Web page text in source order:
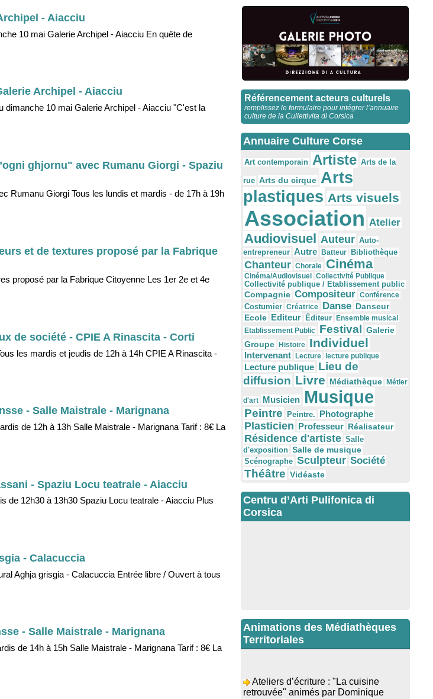
- Aiacciu
10 mai Galerie Archipel - Aiacciu En quête de
Archipel - Aiacciu
dimanche 10 mai Galerie Archipel - Aiacciu "C'est la
ghjornu" avec Rumanu Giorgi - Spaziu
Rumanu Giorgi Tous les lundis et mardis - de 17h à 19h
et de textures proposé par la Fabrique
proposé par la Fabrique Citoyenne Les 1er 2e et 4e
de société - CPIE A Rinascita - Corti
les mardis et jeudis de 12h à 14h CPIE A Rinascita -
- Salle Maistrale - Marignana
de 12h à 13h Salle Maistrale - Marignana Tarif : 8€ La
- Spaziu Locu teatrale - Aiacciu
de 12h30 à 13h30 Spaziu Locu teatrale - Aiacciu Plus
- Calacuccia
Aghja grisgia - Calacuccia Entrée libre / Ouvert à tous
- Salle Maistrale - Marignana
de 14h à 15h Salle Maistrale - Marignana Tarif : 8€ La
Référencement acteurs culturels
remplissez le formulaire pour intégrer l’annuaire
culture de la Cullettivita di Corsica
Annuaire Culture Corse
Art contemporain Artiste Arts de la
rue Arts du cirque Arts
plastiques Arts visuels
Association Atelier
Audiovisuel Auteur Auto-
entrepreneur Autre Batteur Bibliothèque
Chanteur Chorale Cinéma
Cinéma/Audiovisuel
Collectivité Publique
Collectivité publique / Etablissement public
Compagnie Compositeur Conférence
Costumier Créatrice Danse Danseur
Ecole Editeur Éditeur
Ensemble musical
Etablissement Public Festival Galerie
Groupe
Histoire Individuel
Intervenant Lecture lecture publique
Lecture publique Lieu de
diffusion Livre Médiathèque Métier
d'art Musicien Musique
Peintre Peintre. Photographe
Plasticien Professeur Réalisateur
Résidence d'artiste Salle
d'exposition Salle de musique
Scénographe Sculpteur Société
Théâtre Vidéaste
Centru d’Arti Pulifonica di
Corsica
Animations des Médiathèques
Territoriales
retrouvée" animés par Dominique
Memmi - Bibbiuteca d’Ulmetu /